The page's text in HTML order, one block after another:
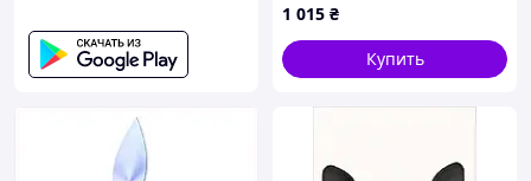
1 015 ₴
Купить